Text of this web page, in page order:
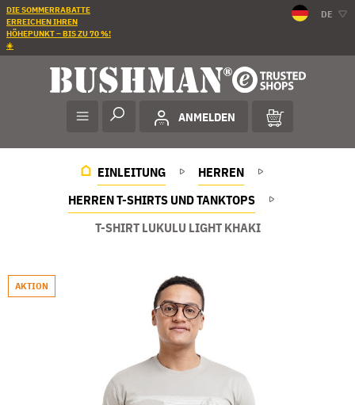
DIE SOMMERRABATTE
ERREICHEN IHREN
HÖHEPUNKT – BIS ZU 70 %!
☀️
DE
ANMELDEN
EINLEITUNG
HERREN
HERREN T-SHIRTS UND TANKTOPS
T-SHIRT LUKULU LIGHT KHAKI
AKTION